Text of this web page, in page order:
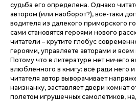
судьба его определена. Однако
автором (или наоборот?), все-таки
водителя из далекого приморского
сами становятся героями нового
читатели – крутите глобус
героями, управляете авторами и
Потому что в литературе нет ничего
влюбленного в книгу: всё ради него
читателя автор выворачивает
наизнанку, заставляет двери комнат
полетом игрушечных самолетиков,